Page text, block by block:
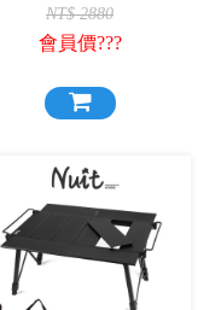
單位桌
NT$2880
會員價???